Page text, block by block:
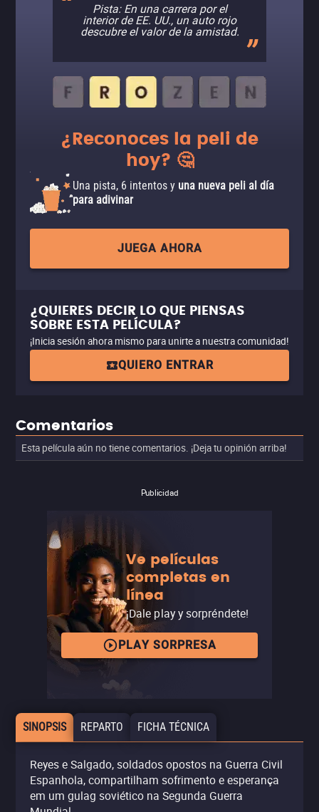
Pista: En una carrera por el
interior de EE. UU., un auto rojo
descubre el valor de la amistad.
¿Reconoces la peli de
hoy? 🤔
Una pista, 6 intentos y una nueva peli al día
para adivinar
JUEGA AHORA
¿QUIERES DECIR LO QUE PIENSAS
SOBRE ESTA PELÍCULA?
¡Inicia sesión ahora mismo para unirte a nuestra comunidad!
QUIERO ENTRAR
Comentarios
Esta película aún no tiene comentarios. ¡Deja tu opinión arriba!
Publicidad
Ve películas
completas en
línea
¡Dale play y sorpréndete!
PLAY SORPRESA
SINOPSIS REPARTO FICHA TÉCNICA
Reyes e Salgado, soldados opostos na Guerra Civil
Espanhola, compartilham sofrimento e esperança
em um gulag soviético na Segunda Guerra